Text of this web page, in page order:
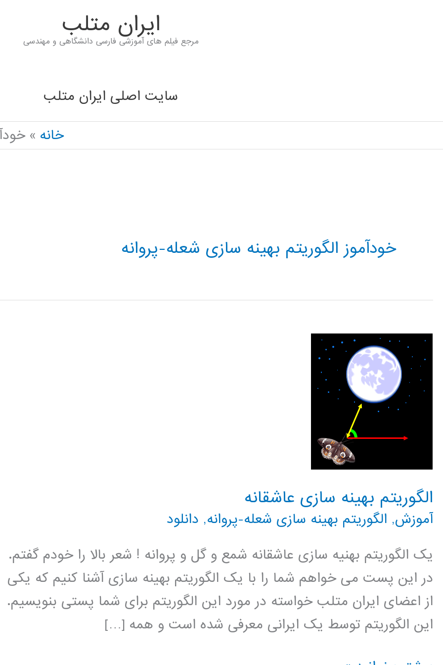
ايران متلب
مرجع فیلم های آموزشی فارسی دانشگاهی و مهندسی
سایت اصلی ایران متلب
خانه
خودآموز الگوریتم بهینه سازی شعله-پروانه
الگوریتم بهینه سازی عاشقانه
آموزش, الگوریتم بهینه سازی شعله-پروانه, دانلود
یک الگوریتم بهنیه سازی عاشقانه شمع و گل و پروانه ! شعر بالا را خودم گفتم.
در این پست می خواهم شما را با یک الگوریتم بهینه سازی آشنا کنیم که یکی
از اعضای ایران متلب خواسته در مورد این الگوریتم برای شما پستی بنویسیم.
این الگوریتم توسط یک ایرانی معرفی شده است و همه […]